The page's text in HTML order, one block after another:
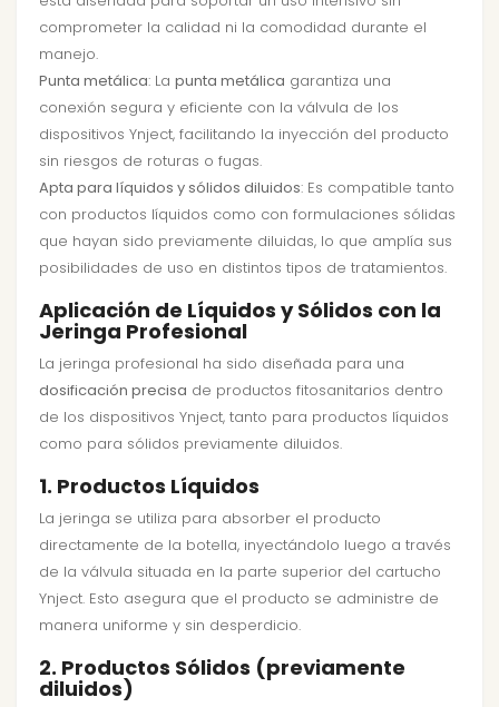
comprometer la calidad ni la comodidad durante el
manejo.
Punta metálica: La punta metálica garantiza una
conexión segura y eficiente con la válvula de los
dispositivos Ynject, facilitando la inyección del producto
sin riesgos de roturas o fugas.
Apta para líquidos y sólidos diluidos: Es compatible tanto
con productos líquidos como con formulaciones sólidas
que hayan sido previamente diluidas, lo que amplía sus
posibilidades de uso en distintos tipos de tratamientos.
Aplicación de Líquidos y Sólidos con la
Jeringa Profesional
La jeringa profesional ha sido diseñada para una
dosificación precisa de productos fitosanitarios dentro
de los dispositivos Ynject, tanto para productos líquidos
como para sólidos previamente diluidos.
1. Productos Líquidos
La jeringa se utiliza para absorber el producto
directamente de la botella, inyectándolo luego a través
de la válvula situada en la parte superior del cartucho
Ynject. Esto asegura que el producto se administre de
manera uniforme y sin desperdicio.
2. Productos Sólidos (previamente
diluidos)